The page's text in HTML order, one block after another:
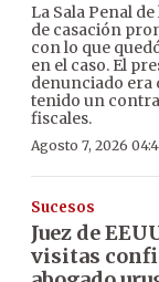
La Sala Penal
de casación
con lo que
en el caso. El
denunciado era
tenido un
fiscales.
Agosto 7, 2026
Sucesos
Juez de
visitas